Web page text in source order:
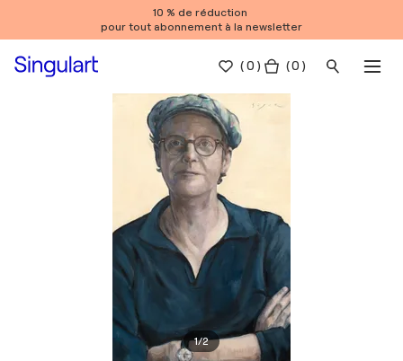
10 % de réduction
pour tout abonnement à la newsletter
(0 ) ( 0 )
1/2